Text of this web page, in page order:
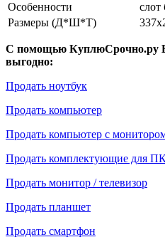
Особенности
слот
Размеры (Д*Ш*Т)
С помощью КуплюСрочно.ру
выгодно:
Продать ноутбук
Продать компьютер
Продать компьютер с
Продать комплектующие для
Продать монитор / телевизор
Продать планшет
Продать смартфон